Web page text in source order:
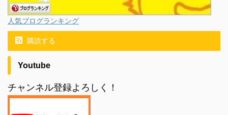
人気ブログランキング
購読する
Youtube
チャンネル登録よろしく！